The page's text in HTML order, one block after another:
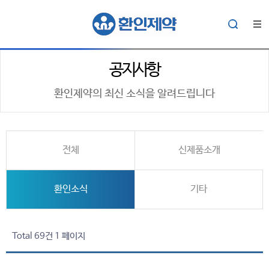
공지사항
환인제약의 최신 소식을 알려드립니다
전체 신제품소개
환인소식 기타
Total 69건 1 페이지